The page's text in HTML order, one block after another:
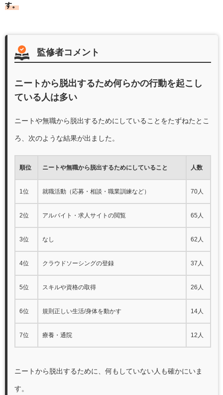
す。
監修者コメント
ニートから脱出するため何らかの行動を起こし
ている人は多い
ニートや無職から脱出するためにしていることをたずねたとこ
ろ、次のような結果が出ました。
順位 ニートや無職から脱出するためにしていること 人数
1位 就職活動（応募・相談・職業訓練など） 70人
2位 アルバイト・求人サイトの閲覧 65人
3位 なし 62人
4位 クラウドソーシングの登録 37人
5位 スキルや資格の取得 26人
6位 規則正しい生活/身体を動かす 14人
7位 療養・通院 12人
ニートから脱出するために、何もしていない人も確かにいま
す。